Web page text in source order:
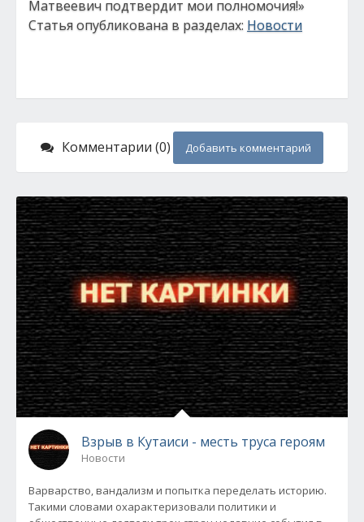
Матвеевич подтвердит мои полномочия!»
Статья опубликована в разделах: Новости
Комментарии (0) Добавить комментарий
Взрыв в Кутаиси - месть труса героям
Новости
Варварство, вандализм и попытка переделать историю.
Такими словами охарактеризовали политики и